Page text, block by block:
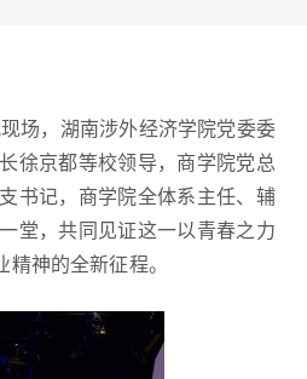
场，湖南涉外经济学院党委委
徐京都等校领导，商学院党总
书记，商学院全体系主任、辅
堂，共同见证这一以青春之力
神的全新征程。